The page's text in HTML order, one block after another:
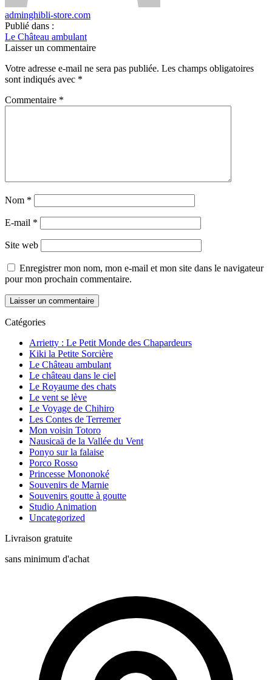
adminghibli-store.com
Publié dans :
Le Château ambulant
Laisser un commentaire
Votre adresse e-mail ne sera pas publiée. Les champs obligatoires
sont indiqués avec *
Commentaire *
Nom *
E-mail *
Site web
Enregistrer mon nom, mon e-mail et mon site dans le navigateur
pour mon prochain commentaire.
Catégories
Arrietty : Le Petit Monde des Chapardeurs
Kiki la Petite Sorcière
Le Château ambulant
Le château dans le ciel
Le Royaume des chats
Le vent se lève
Le Voyage de Chihiro
Les Contes de Terremer
Mon voisin Totoro
Nausicaä de la Vallée du Vent
Ponyo sur la falaise
Porco Rosso
Princesse Mononoké
Souvenirs de Marnie
Souvenirs goutte à goutte
Studio Animation
Uncategorized
Livraison gratuite
sans minimum d'achat